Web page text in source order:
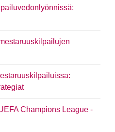
Champions League -